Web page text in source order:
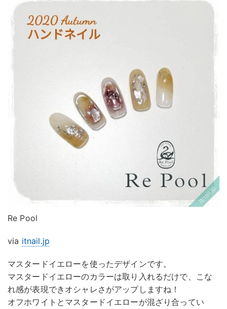
Re Pool
via itnail.jp
マスタードイエローを使ったデザインです。
マスタードイエローのカラーは取り入れるだけで、こな
れ感が表現できオシャレさがアップしますね！
オフホワイトとマスタードイエローが混ざり合ってい